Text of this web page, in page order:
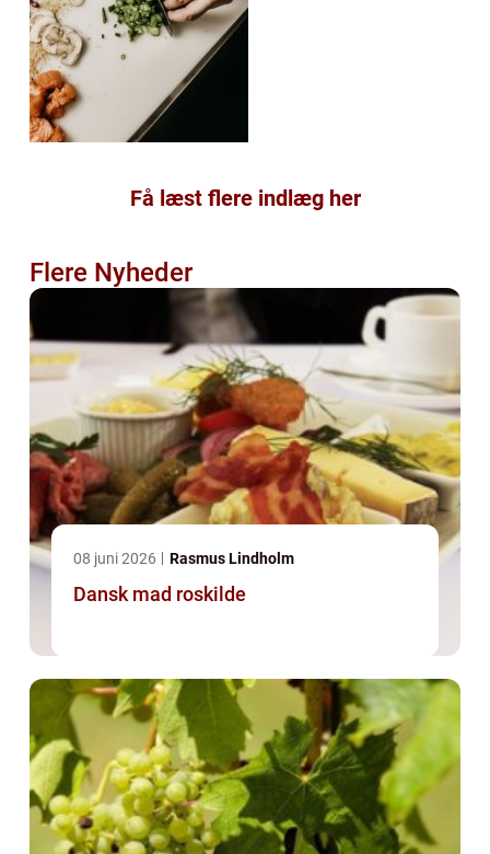
Få læst flere indlæg her
Flere Nyheder
08 juni 2026 Rasmus Lindholm
Dansk mad roskilde